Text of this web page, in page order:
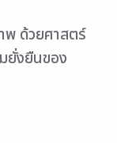
พ ด้วยศาสตร์
ยั่งยืนของ